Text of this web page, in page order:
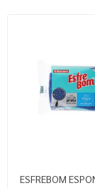
ESFREBOM